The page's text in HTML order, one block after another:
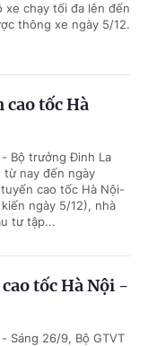
xe chạy tối đa lên đến
thông xe ngày 5/12.
cao tốc Hà
Bộ trưởng Đinh La
từ nay đến ngày
cao tốc Hà Nội-
ngày 5/12), nhà
tư tập...
tốc Hà Nội -
Sáng 26/9, Bộ GTVT